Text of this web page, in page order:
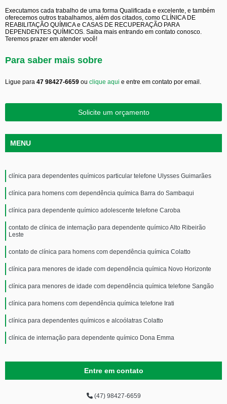
Executamos cada trabalho de uma forma Qualificada e excelente, e também
oferecemos outros trabalhamos, além dos citados, como CLÍNICA DE
REABILITAÇÃO QUÍMICA e CASAS DE RECUPERAÇÃO PARA
DEPENDENTES QUÍMICOS. Saiba mais entrando em contato conosco.
Teremos prazer em atender você!
Para saber mais sobre
Ligue para 47 98427-6659 ou clique aqui e entre em contato por email.
Solicite um orçamento
MENU
clínica para dependentes químicos particular telefone Ulysses Guimarães
clínica para homens com dependência química Barra do Sambaqui
clínica para dependente químico adolescente telefone Caroba
contato de clínica de internação para dependente químico Alto Ribeirão
Leste
contato de clínica para homens com dependência química Colatto
clínica para menores de idade com dependência química Novo Horizonte
clínica para menores de idade com dependência química telefone Sangão
clínica para homens com dependência química telefone Irati
clínica para dependentes químicos e alcoólatras Colatto
clínica de internação para dependente químico Dona Emma
Entre em contato
(47) 98427-6659